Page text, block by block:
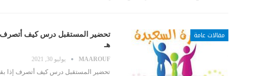
مقالات عامة
هـ
MAAROUF يوليو 30, 2021
تحضير المستقبل درس كيف أتصرف إذا بقي